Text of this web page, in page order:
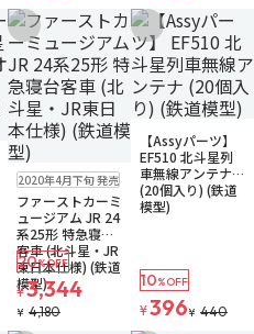
加
お気に入りに追加
販売中
2020年4月下旬 発売
ファーストカーミ
ュージアム JR 24
系25形 特急寝台
客車 (北斗星・JR
東日本仕様) (鉄道
模型)
20%OFF
¥3,344
¥ 4,180
お気に入りに
ゆうパケット
【Assyパーツ】
EF510 北斗星列
車無線アンテナ
(20個入り) (鉄道
模型)
10%OFF
¥396¥ 440